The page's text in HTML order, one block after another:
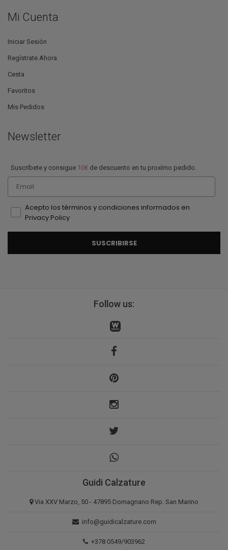
Mi Cuenta
Iniciar Sesión
Regístrate Ahora
Cesta
Favoritos
Mis Pedidos
Newsletter
Suscríbete y consigue 10€ de descuento en tu proxímo pedido.
Email
Acepto los términos y condiciones informados en
Privacy Policy
SUSCRIBIRSE
Follow us:
Guidi Calzature
Via XXV Marzo, 50 - 47895 Domagnano Rep. San Marino
info@guidicalzature.com
+378 0549/903962